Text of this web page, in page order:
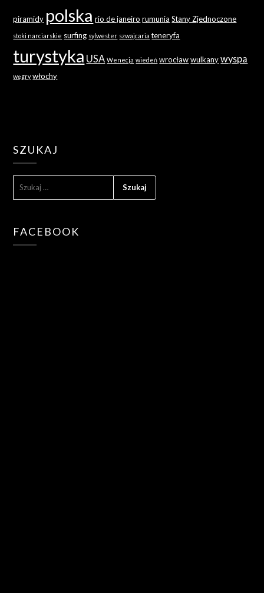
piramidy polska rio de janeiro rumunia Stany Zjednoczone
stoki narciarskie surfing sylwester szwajcaria teneryfa
turystyka USA Wenecja wiedeń wrocław wulkany wyspa
węgry włochy
SZUKAJ
FACEBOOK